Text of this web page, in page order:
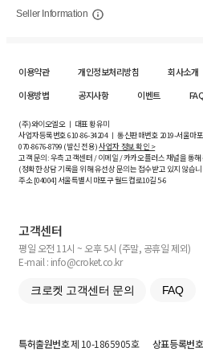
Seller Information
이용약관 개인정보처리방침 회사소개
이용방법
공지사항 이벤트
(주)와이오엘오 ㅣ 대표 황유미
사업자등록번호610-86-34204ㅣ 통신판매번호 2019-서울마
070-8676-8799 (발신 전용)사업자 정보 확인 >
고객 문의: 우측 고객센터 / 이메일 / 카카오플러스 채널을 통
(정확한 상담 기록을 위해 유선상 문의는 접수받고 있지 않습
주소 [04004] 서울특별시 마포구 월드컵로10길5-6
고객센터
평일 오전 11시 ~ 오후 5시 (주말, 공휴일 제외)
E-mail : info@croket.co.kr
크로켓 고객센터 문의 FAQ
특허출원번호제 10-1865905호 상표등록번호